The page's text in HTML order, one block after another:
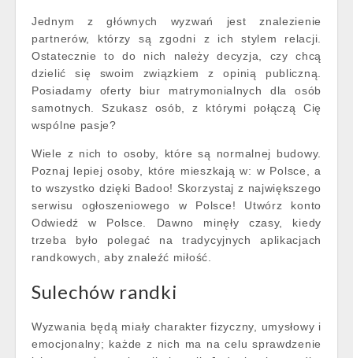
Jednym z głównych wyzwań jest znalezienie
partnerów, którzy są zgodni z ich stylem relacji.
Ostatecznie to do nich należy decyzja, czy chcą
dzielić się swoim związkiem z opinią publiczną.
Posiadamy oferty biur matrymonialnych dla osób
samotnych. Szukasz osób, z którymi połączą Cię
wspólne pasje?
Wiele z nich to osoby, które są normalnej budowy.
Poznaj lepiej osoby, które mieszkają w: w Polsce, a
to wszystko dzięki Badoo! Skorzystaj z największego
serwisu ogłoszeniowego w Polsce! Utwórz konto
Odwiedź w Polsce. Dawno minęły czasy, kiedy
trzeba było polegać na tradycyjnych aplikacjach
randkowych, aby znaleźć miłość.
Sulechów randki
Wyzwania będą miały charakter fizyczny, umysłowy i
emocjonalny; każde z nich ma na celu sprawdzenie